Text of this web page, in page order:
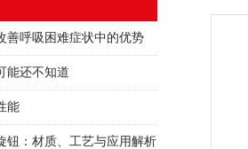
善呼吸困难症状中的优势
能还不知道
能
钮：材质、工艺与应用解析